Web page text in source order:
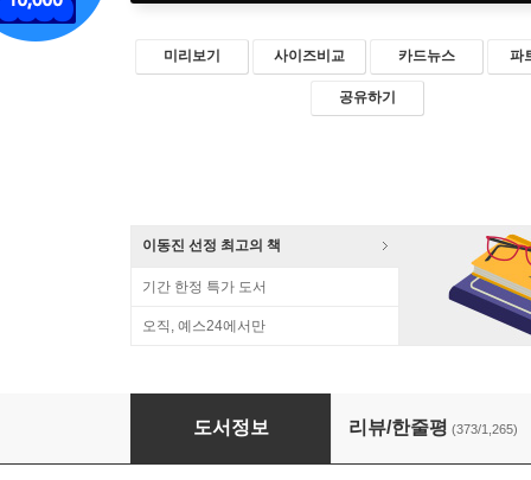
미리보기 사이즈비교 카드뉴스 파
공유하기
이동진 선정 최고의 책
기간 한정 특가 도서
오직, 예스24에서만
지적 대화를 위한 넓고 얕은 지식
도서정보 리뷰/한줄평 (373/1,265)